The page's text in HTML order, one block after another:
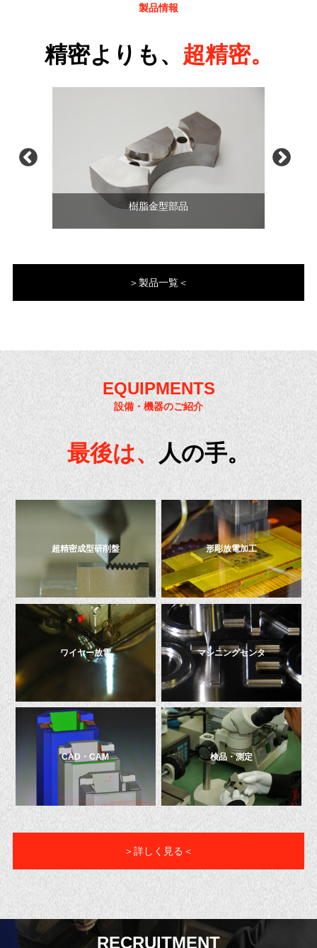
製品情報
精密よりも、 超精密。
樹脂金型部品
＞製品一覧＜
EQUIPMENTS
設備・機器のご紹介
最後は、 人の手。
超精密成型研削盤 形彫放電加工
ワイヤー放電 マシニングセンタ
CAD・CAM 検品・測定
＞詳しく見る＜
RECRUITMENT